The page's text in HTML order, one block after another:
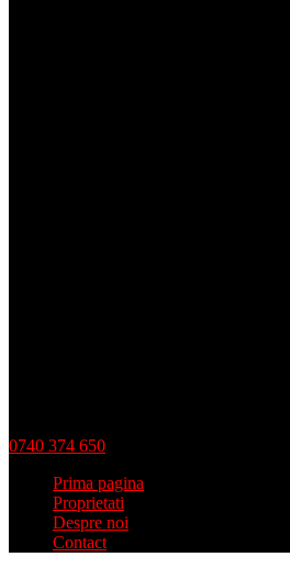
0740 374 650
Prima pagina
Proprietati
Despre noi
Contact